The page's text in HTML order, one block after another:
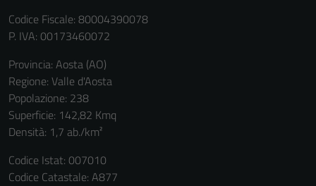
Codice Fiscale: 80004390078
P. IVA: 00173460072
Provincia: Aosta (AO)
Regione: Valle d'Aosta
Popolazione: 238
Superficie: 142,82 Kmq
Densità: 1,7 ab./km²
Codice Istat: 007010
Codice Catastale: A877